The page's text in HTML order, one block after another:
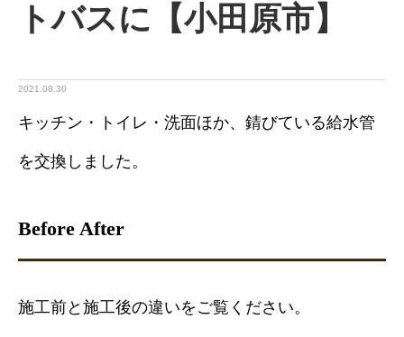
トバスに【小田原市】
2021.08.30
キッチン・トイレ・洗面ほか、錆びている給水管
を交換しました。
Before After
施工前と施工後の違いをご覧ください。